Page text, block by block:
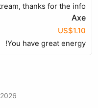
thanks for the info
Axe
US$1.10
You have great energy!
2026 @ XMRChat